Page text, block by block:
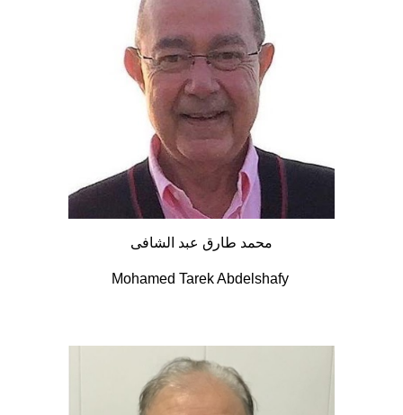
محمد طارق عبد الشافى
Mohamed Tarek Abdelshafy